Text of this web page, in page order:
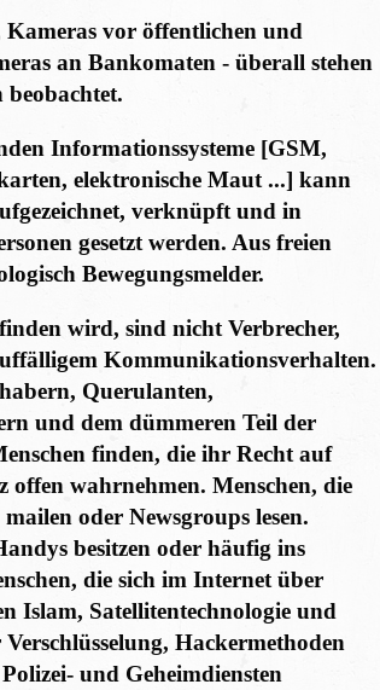
vor öffentlichen und
an Bankomaten - überall stehen
Informationssysteme [GSM,
elektronische Maut ...] kann
verknüpft und in
gesetzt werden. Aus freien
Bewegungsmelder.
wird, sind nicht Verbrecher,
Kommunikationsverhalten.
Querulanten,
und dem dümmeren Teil der
finden, die ihr Recht auf
wahrnehmen. Menschen, die
oder Newsgroups lesen.
besitzen oder häufig ins
die sich im Internet über
Islam, Satellitentechnologie und
Hackermethoden
und Geheimdiensten